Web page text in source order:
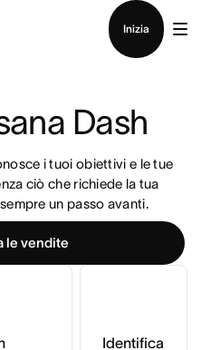
Inizia
Dash
i tuoi obiettivi e le tue
ciò che richiede la tua
un passo avanti.
le vendite
Identifica